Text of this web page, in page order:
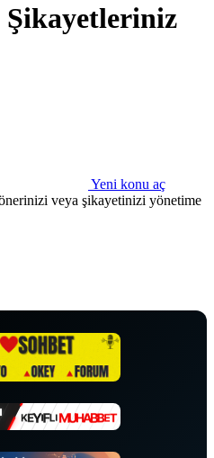
Yeni konu aç
veya şikayetinizi yönetime